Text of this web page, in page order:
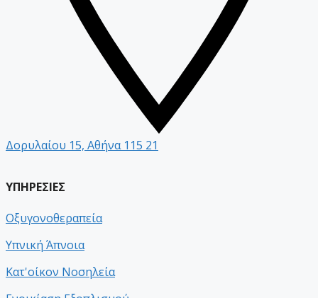
Δορυλαίου 15, Αθήνα 115 21
ΥΠΗΡΕΣΙΕΣ
Οξυγονοθεραπεία
Υπνική Άπνοια
Κατ'οίκον Νοσηλεία